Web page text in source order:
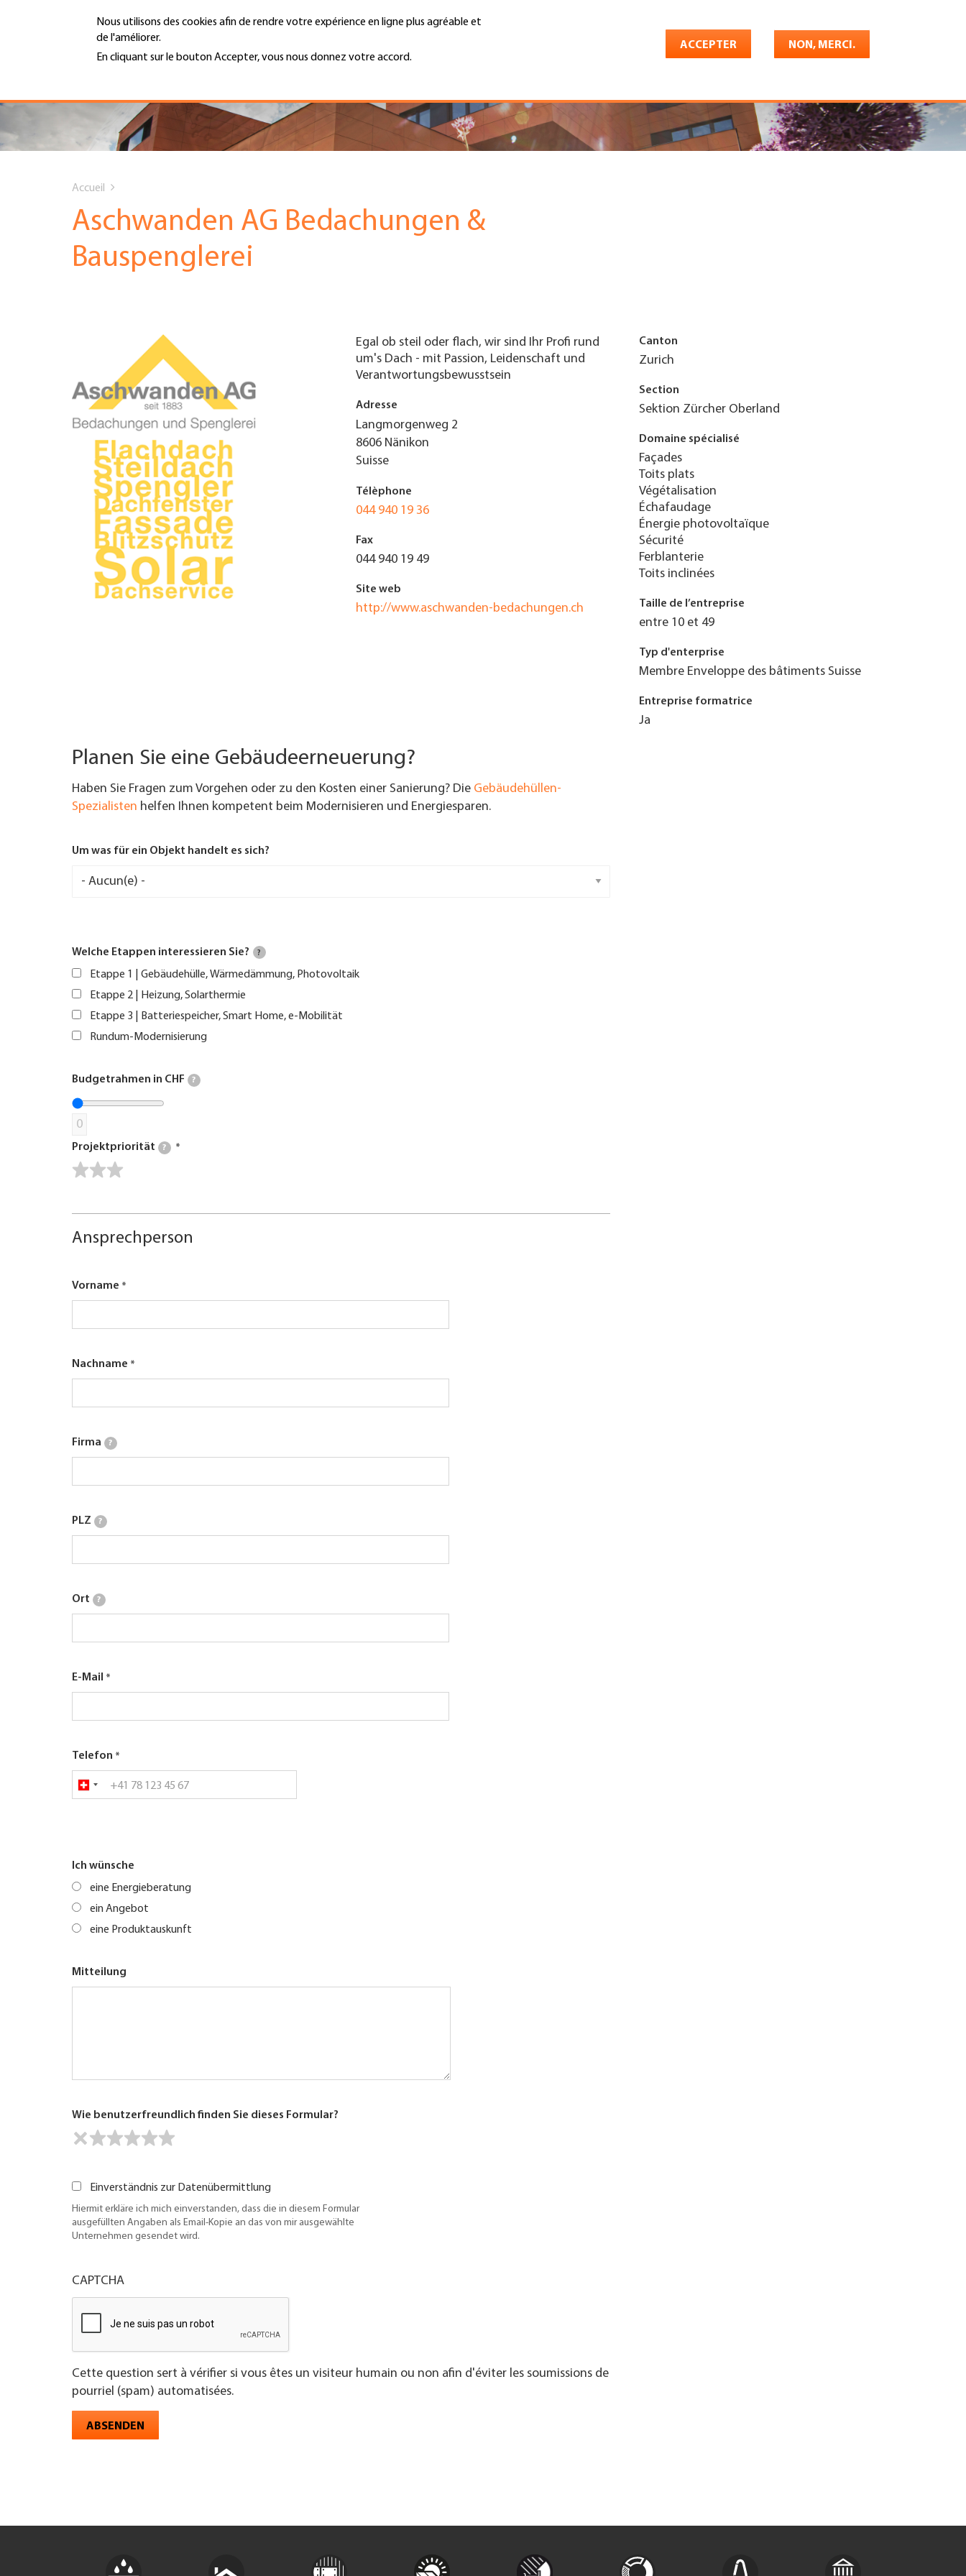
Nous utilisons des cookies afin de rendre votre expérience en ligne plus agréable et
de l'améliorer.
En cliquant sur le bouton Accepter, vous nous donnez votre accord.
ACCEPTER NON, MERCI.
Hauptnavigation
PORTRAIT
SERVICES
INFOTHÈQUE
AFFILIATION
MAGAZINE SPÉCIALISÉ
MENU
Top
Menu
Shop Konto Français
are
here
Accueil
Aschwanden AG Bedachungen &
Bauspenglerei
Egal ob steil oder flach, wir sind Ihr Profi rund
um's Dach - mit Passion, Leidenschaft und
Verantwortungsbewusstsein
Adresse
Langmorgenweg 2
8606 Nänikon
Suisse
Télèphone
044 940 19 36
Fax
044 940 19 49
Site web
http://www.aschwanden-bedachungen.ch
Canton
Zurich
Section
Sektion Zürcher Oberland
Domaine spécialisé
Façades
Toits plats
Végétalisation
Échafaudage
Énergie photovoltaïque
Sécurité
Ferblanterie
Toits inclinées
Taille de l’entreprise
entre 10 et 49
Typ d'enterprise
Membre Enveloppe des bâtiments Suisse
Entreprise formatrice
Ja
Planen Sie eine Gebäudeerneuerung?
Haben Sie Fragen zum Vorgehen oder zu den Kosten einer Sanierung? Die Gebäudehüllen-
Spezialisten helfen Ihnen kompetent beim Modernisieren und Energiesparen.
Um was für ein Objekt handelt es sich?
Welche Etappen interessieren Sie? ?
Etappe 1 | Gebäudehülle, Wärmedämmung, Photovoltaik
Etappe 2 | Heizung, Solarthermie
Etappe 3 | Batteriespeicher, Smart Home, e-Mobilität
Rundum-Modernisierung
Budgetrahmen in CHF ?
0
Projektpriorität ?
Ansprechperson
Vorname
Nachname
Firma ?
PLZ ?
Ort ?
E-Mail
Telefon
Ich wünsche
eine Energieberatung
ein Angebot
eine Produktauskunft
Mitteilung
Wie benutzerfreundlich finden Sie dieses Formular?
Einverständnis zur Datenübermittlung
Hiermit erkläre ich mich einverstanden, dass die in diesem Formular
ausgefüllten Angaben als Email-Kopie an das von mir ausgewählte
Unternehmen gesendet wird.
CAPTCHA
Cette question sert à vérifier si vous êtes un visiteur humain ou non afin d'éviter les soumissions de
pourriel (spam) automatisées.
ABSENDEN